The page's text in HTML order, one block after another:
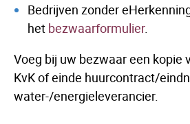
Bedrijven zonder
het bezwaarformulier.
Voeg bij uw bezwaar een kopie
KvK of einde huurcontract/
water-/energieleverancier.